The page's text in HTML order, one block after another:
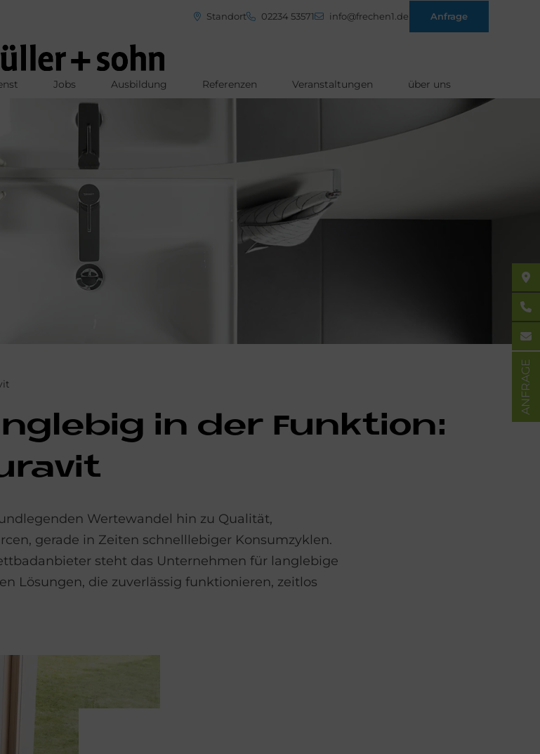
Standort 02234 53571 info@frechen1.de Anfrage
Jobs Ausbildung Referenzen Veranstaltungen über uns
in der Funk­ti­on:
Wertewandel hin zu Qualität,
gerade in Zeiten schnelllebiger Konsumzyklen.
steht das Unternehmen für langlebige
Lösungen, die zuverlässig funktionieren, zeitlos
ANFRAGE